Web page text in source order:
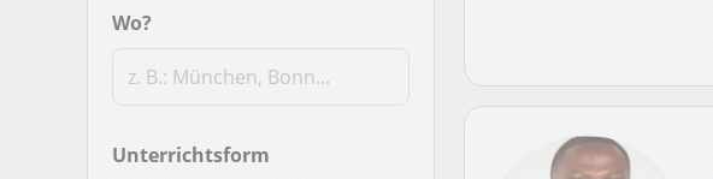
Wo?
Unterrichtsform